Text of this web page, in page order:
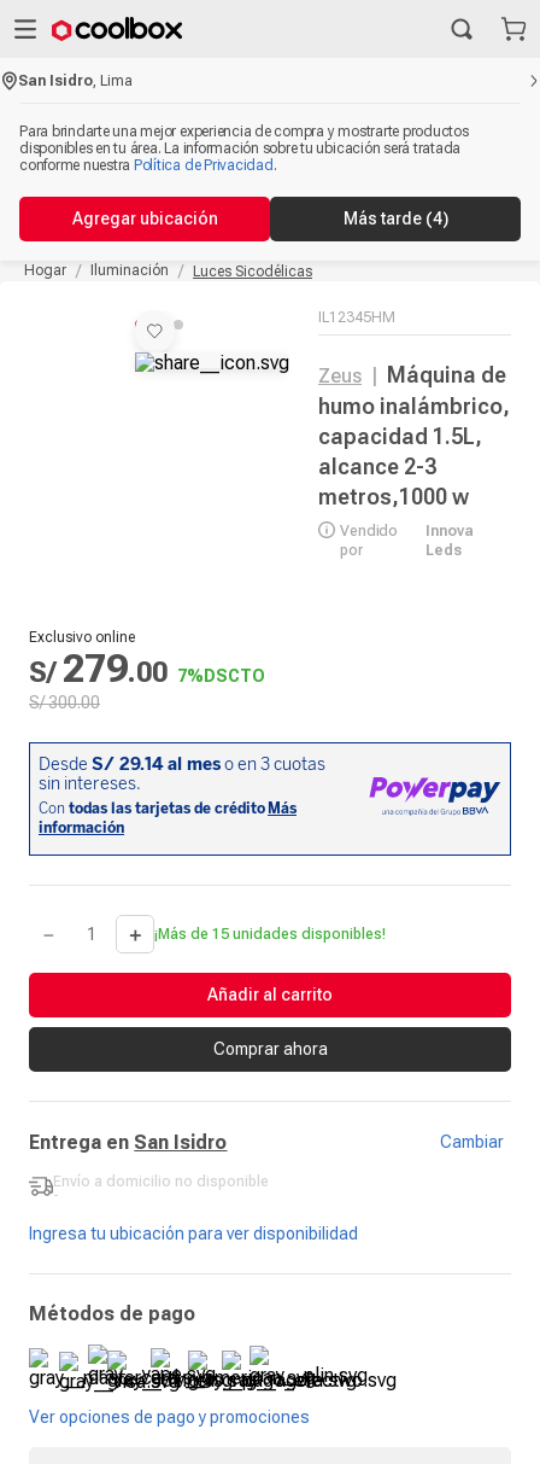
San Isidro ,Lima
Para brindarte una mejor experiencia de compra y mostrarte productos
disponibles en tu área. La información sobre tu ubicación será tratada
conforme nuestra Política de Privacidad .
Agregar ubicación Más tarde (4)
Hogar Iluminación Luces Sicodélicas
IL12345HM
Zeus
Máquina de
humo inalámbrico,
capacidad 1.5L,
alcance 2-3
metros,1000 w
Vendido
por
Innova
Leds
Exclusivo online
S/ 279.00 7% DSCTO
S/300.00
＋
－ ¡Más de 15 unidades disponibles!
Añadir al carrito
Comprar ahora
Entrega en San Isidro Cambiar
Envío a domicilio no disponible
-
Ingresa tu ubicación para ver disponibilidad
Métodos de pago
Ver opciones de pago y promociones